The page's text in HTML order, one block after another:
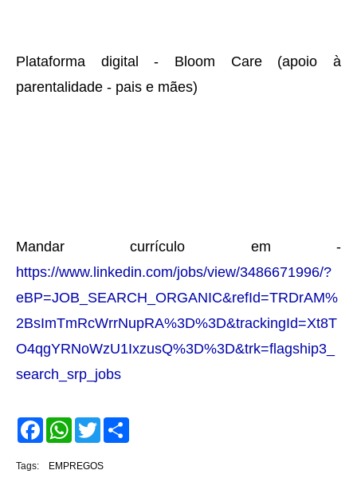
Plataforma digital - Bloom Care (apoio à
parentalidade - pais e mães)
Mandar currículo em -
https://www.linkedin.com/jobs/view/3486671996/?
eBP=JOB_SEARCH_ORGANIC&refId=TRDrAM%
2BsImTmRcWrrNupRA%3D%3D&trackingId=Xt8T
O4qgYRNoWzU1IxzusQ%3D%3D&trk=flagship3_
search_srp_jobs
F
a
e
W
h
t
T
w
t
Tags: EMPREGOS